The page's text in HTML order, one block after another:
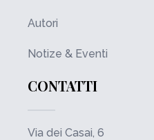
Autori
Notize & Eventi
CONTATTI
Via dei Casai, 6